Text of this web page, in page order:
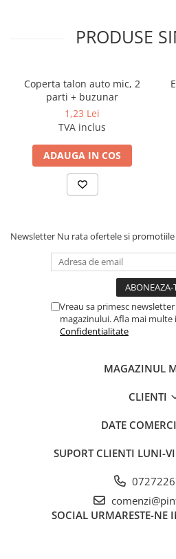
Echere
Compas scolar
Sabloane
Truse geometrie
Markere speciale pentru desen
Pixuri si rezerve
Ghiozdane si genti scolare
Genti laptop
Carti si jocuri pentru copii
Carti de colorat si povestit
Diverse articole pentru scoala
Produse curatenie
Instrumente de scris
PRODUSE
Coperta talon auto mic, 2
parti + buzunar
1,23 Lei
TVA inclus
ADAUGA IN COS
Newsletter Nu rata ofertele si
Vreau sa primesc
magazinului. Afla mai multe
Confidentialitate
MAGAZINUL
CLIENTI
DATE
SUPORT CLIENTI LUNI-
SOCIAL URMARESTE-NE